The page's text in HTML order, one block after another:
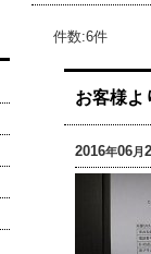
件数:6件
お客様よ
2016年06月